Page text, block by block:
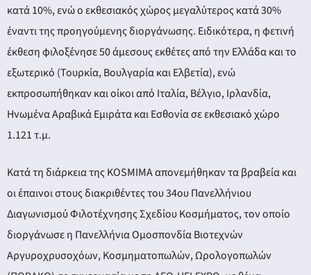
κατά 10%, ενώ ο εκθεσιακός χώρος μεγαλύτερος κατά 30%
έναντι της προηγούμενης διοργάνωσης. Ειδικότερα, η φετινή
έκθεση φιλοξένησε 50 άμεσους εκθέτες από την Ελλάδα και το
εξωτερικό (Τουρκία, Βουλγαρία και Ελβετία), ενώ
εκπροσωπήθηκαν και οίκοι από Ιταλία, Βέλγιο, Ιρλανδία,
Ηνωμένα Αραβικά Εμιράτα και Εσθονία σε εκθεσιακό χώρο
1.121 τ.μ.
Κατά τη διάρκεια της KOSMIMA απονεμήθηκαν τα βραβεία και
οι έπαινοι στους διακριθέντες του 34ου Πανελλήνιου
Διαγωνισμού Φιλοτέχνησης Σχεδίου Κοσμήματος, τον οποίο
διοργάνωσε η Πανελλήνια Ομοσπονδία Βιοτεχνών
Aργυροχρυσοχόων, Κοσμηματοπωλών, Ωρολογοπωλών